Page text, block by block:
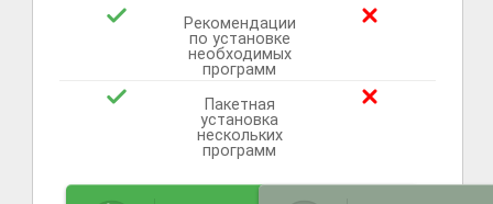
Рекомендации
по установке
необходимых
программ
Пакетная
установка
нескольких
программ